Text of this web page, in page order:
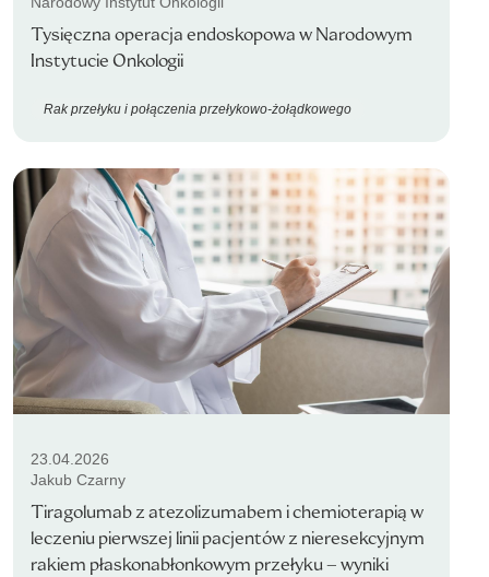
Tysięczna operacja endoskopowa w Narodowym
Instytucie Onkologii
Rak przełyku i połączenia przełykowo-żołądkowego
23.04.2026
Jakub Czarny
Tiragolumab z atezolizumabem i chemioterapią w
leczeniu pierwszej linii pacjentów z nieresekcyjnym
rakiem płaskonabłonkowym przełyku – wyniki